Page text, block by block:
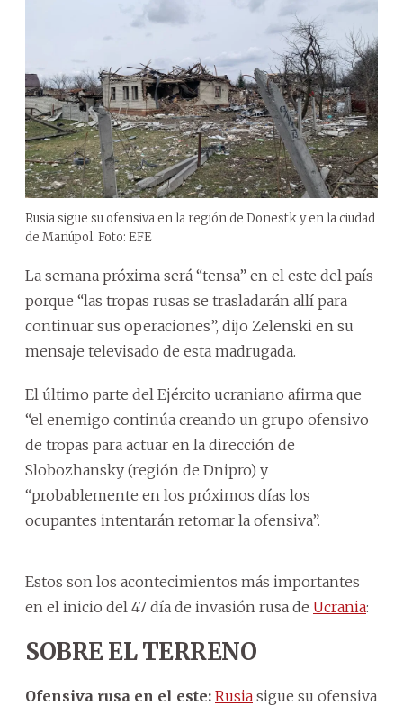
Rusia sigue su ofensiva en la región de Donestk y en la ciudad
de Mariúpol. Foto: EFE
La semana próxima será “tensa” en el este del país
porque “las tropas rusas se trasladarán allí para
continuar sus operaciones”, dijo Zelenski en su
mensaje televisado de esta madrugada.
El último parte del Ejército ucraniano afirma que
“el enemigo continúa creando un grupo ofensivo
de tropas para actuar en la dirección de
Slobozhansky (región de Dnipro) y
“probablemente en los próximos días los
ocupantes intentarán retomar la ofensiva”.
Estos son los acontecimientos más importantes
en el inicio del 47 día de invasión rusa de Ucrania:
SOBRE EL TERRENO
Ofensiva rusa en el este: Rusia sigue su ofensiva